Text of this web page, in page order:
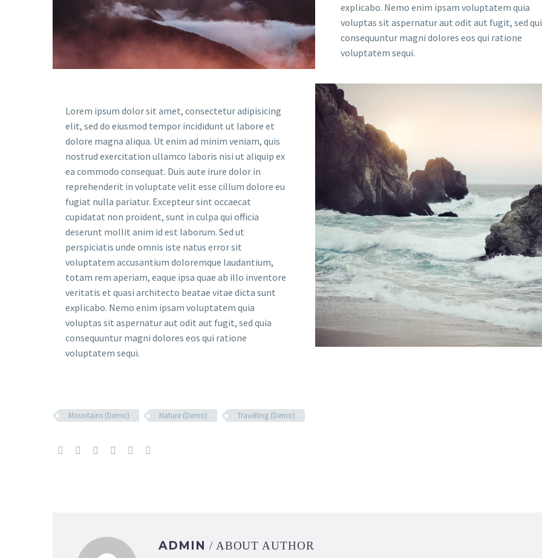
explicabo. Nemo enim ipsam voluptatem quia
voluptas sit aspernatur aut odit aut fugit, sed
consequuntur magni dolores eos qui ratione
voluptatem sequi.
Lorem ipsum dolor sit amet, consectetur adipisicing
elit, sed do eiusmod tempor incididunt ut labore et
dolore magna aliqua. Ut enim ad minim veniam, quis
nostrud exercitation ullamco laboris nisi ut aliquip ex
ea commodo consequat. Duis aute irure dolor in
reprehenderit in voluptate velit esse cillum dolore eu
fugiat nulla pariatur. Excepteur sint occaecat
cupidatat non proident, sunt in culpa qui officia
deserunt mollit anim id est laborum. Sed ut
perspiciatis unde omnis iste natus error sit
voluptatem accusantium doloremque laudantium,
totam rem aperiam, eaque ipsa quae ab illo inventore
veritatis et quasi architecto beatae vitae dicta sunt
explicabo. Nemo enim ipsam voluptatem quia
voluptas sit aspernatur aut odit aut fugit, sed quia
consequuntur magni dolores eos qui ratione
voluptatem sequi.
Mountains (Demo) Nature (Demo) Travelling (Demo)
ADMIN / ABOUT AUTHOR